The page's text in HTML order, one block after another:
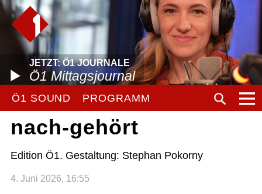
JETZT: Ö1 JOURNALE
Ö1 Mittagsjournal
Ö1 SOUND PROGRAMM
nach-gehört
Edition Ö1. Gestaltung: Stephan Pokorny
4. Juni 2026, 16:55